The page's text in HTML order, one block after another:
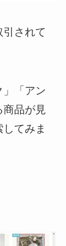
されて
」「アン
商品が見
てみま